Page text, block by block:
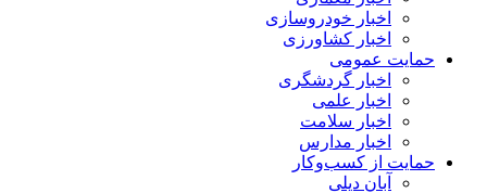
اخبار خودروسازی
اخبار کشاورزی
حمایت عمومی
اخبار گردشگری
اخبار علمی
اخبار سلامت
اخبار مدارس
حمایت از کسب‌وکار
آبان دیلی